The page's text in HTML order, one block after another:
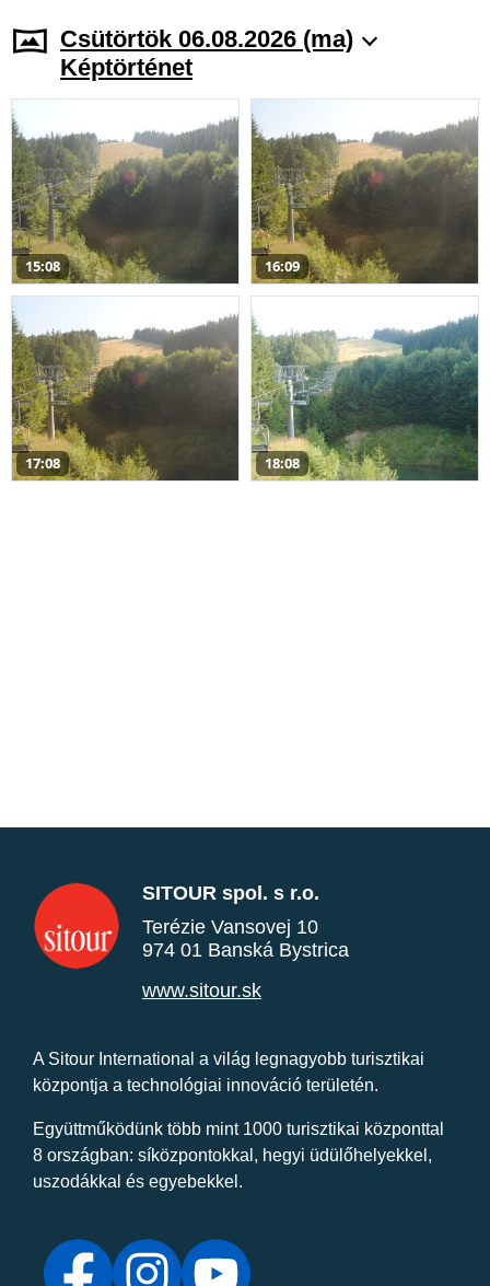
Csütörtök 06.08.2026 (ma)
Képtörténet
15:08 16:09
17:08 18:08
SITOUR spol. s r.o.
Terézie Vansovej 10
974 01 Banská Bystrica
www.sitour.sk
A Sitour International a világ legnagyobb turisztikai
központja a technológiai innováció területén.
Együttműködünk több mint 1000 turisztikai központtal
8 országban: síközpontokkal, hegyi üdülőhelyekkel,
uszodákkal és egyebekkel.